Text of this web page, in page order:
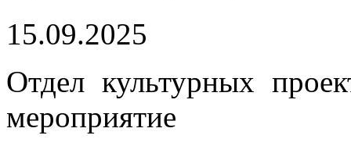
15.09.2025
Отдел культурных
мероприятие